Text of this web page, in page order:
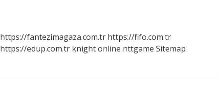
https://fantezimagaza.com.tr https://fifo.com.tr
https://edup.com.tr knight online nttgame Sitemap